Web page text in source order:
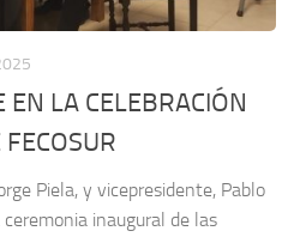
EN LA CELEBRACIÓN
Piela, y vicepresidente, Pablo
inaugural de las